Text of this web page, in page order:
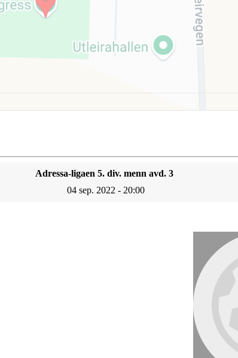
Adressa-ligaen 5. div. menn avd. 3
04 sep. 2022 - 20:00